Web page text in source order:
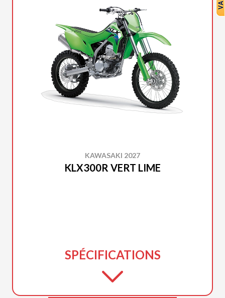
KAWASAKI 2027
KLX300R VERT LIME
SPÉCIFICATIONS